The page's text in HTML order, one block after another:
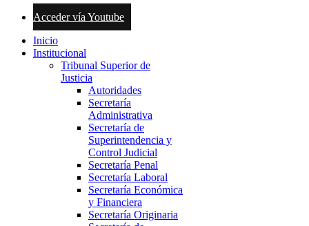
Acceder vía Youtube
Inicio
Institucional
Tribunal Superior de
Justicia
Autoridades
Secretaría
Administrativa
Secretaría de
Superintendencia y
Control Judicial
Secretaría Penal
Secretaría Laboral
Secretaría Económica
y Financiera
Secretaría Originaria